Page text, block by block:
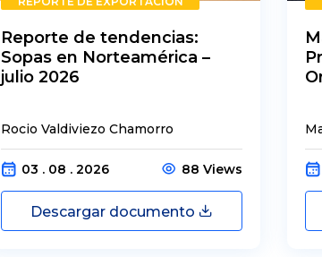
Reporte de tendencias:
Sopas en Norteamérica –
julio 2026
Rocio Valdiviezo Chamorro
03 . 08 . 2026 88 Views
Descargar documento